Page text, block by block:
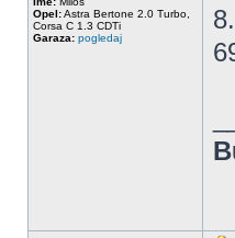
Opel:Astra Bertone 2.0 Turbo,
Corsa C 1.3 CDTi
Garaza: pogledaj
8.